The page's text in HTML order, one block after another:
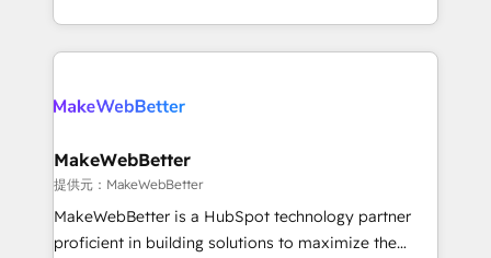
transform brand experiences As one of the few full-
service creative agencies in the HubSpot
winning design to build scalable, globally
marketing campaigns, & RevOps frameworks that
fuel long-term success We connect the entire
customer lifecycle through seamless integrations,
ensure long-term adoption with change-
MakeWebBetter
提供元：MakeWebBetter
MakeWebBetter is a HubSpot technology partner
proficient in building solutions to maximize the